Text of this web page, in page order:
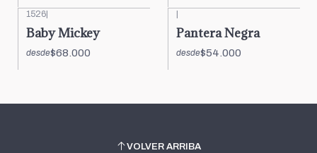
1526|
Baby Mickey
desde$68.000
|
Pantera Negra
desde$54.000
VOLVER ARRIBA